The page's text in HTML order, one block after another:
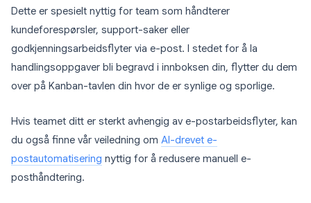
Dette er spesielt nyttig for team som håndterer
kundeforespørsler, support-saker eller
godkjenningsarbeidsflyter via e-post. I stedet for å la
handlingsoppgaver bli begravd i innboksen din, flytter du dem
over på Kanban-tavlen din hvor de er synlige og sporlige.
Hvis teamet ditt er sterkt avhengig av e-postarbeidsflyter, kan
du også finne vår veiledning om AI-drevet e-
postautomatisering nyttig for å redusere manuell e-
posthåndtering.